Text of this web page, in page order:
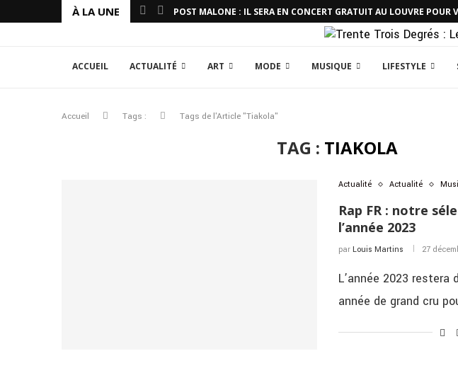
À LA UNE POST MALONE : IL SERA EN CONCERT GRATUIT AU LOUVRE POUR
ACCUEIL ACTUALITÉ ART MODE MUSIQUE LIFESTYLE
Accueil Tags : Tags de l'Article "Tiakola"
TAG : TIAKOLA
Actualité Actualité
Rap FR : notre
l’année 2023
par Louis Martins 27
L’année 2023
année de grand cru